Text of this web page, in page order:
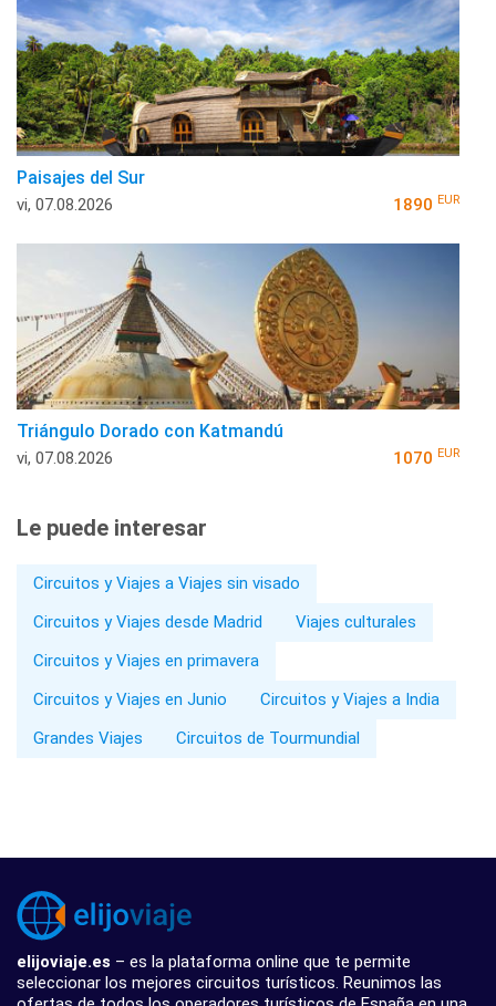
Paisajes del Sur
vi, 07.08.2026 1890 EUR
Triángulo Dorado con Katmandú
vi, 07.08.2026 1070 EUR
Le puede interesar
Circuitos y Viajes a Viajes sin visado
Circuitos y Viajes desde Madrid
Viajes culturales
Circuitos y Viajes en primavera
Circuitos y Viajes en Junio
Circuitos y Viajes a India
Grandes Viajes
Circuitos de Tourmundial
elijoviaje.es – es la plataforma online que te permite
seleccionar los mejores circuitos turísticos. Reunimos las